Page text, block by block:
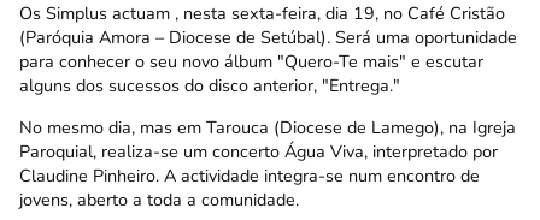
Os Simplus actuam , nesta sexta-feira, dia 19, no Café Cristão
(Paróquia Amora – Diocese de Setúbal). Será uma oportunidade
para conhecer o seu novo álbum "Quero-Te mais" e escutar
alguns dos sucessos do disco anterior, "Entrega."
No mesmo dia, mas em Tarouca (Diocese de Lamego), na Igreja
Paroquial, realiza-se um concerto Água Viva, interpretado por
Claudine Pinheiro. A actividade integra-se num encontro de
jovens, aberto a toda a comunidade.